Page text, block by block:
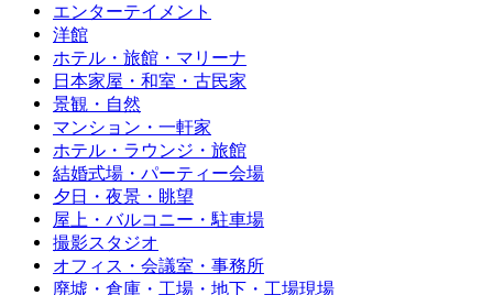
エンターテイメント
洋館
ホテル・旅館・マリーナ
日本家屋・和室・古民家
景観・自然
マンション・一軒家
ホテル・ラウンジ・旅館
結婚式場・パーティー会場
夕日・夜景・眺望
屋上・バルコニー・駐車場
撮影スタジオ
オフィス・会議室・事務所
廃墟・倉庫・工場・地下・工場現場